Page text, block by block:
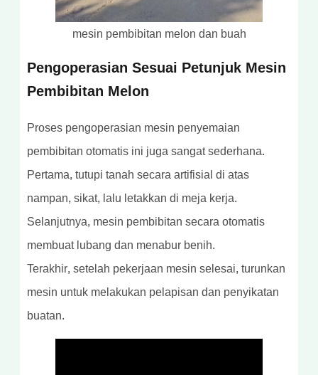
mesin pembibitan melon dan buah
Pengoperasian Sesuai Petunjuk Mesin
Pembibitan Melon
Proses pengoperasian mesin penyemaian
pembibitan otomatis ini juga sangat sederhana.
Pertama, tutupi tanah secara artifisial di atas
nampan, sikat, lalu letakkan di meja kerja.
Selanjutnya, mesin pembibitan secara otomatis
membuat lubang dan menabur benih.
Terakhir, setelah pekerjaan mesin selesai, turunkan
mesin untuk melakukan pelapisan dan penyikatan
buatan.